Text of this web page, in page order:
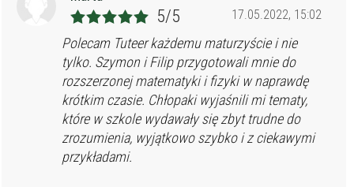
17.05.2022, 15:02
5/5
Polecam Tuteer każdemu maturzyście i nie
tylko. Szymon i Filip przygotowali mnie do
rozszerzonej matematyki i fizyki w naprawdę
krótkim czasie. Chłopaki wyjaśnili mi tematy,
które w szkole wydawały się zbyt trudne do
zrozumienia, wyjątkowo szybko i z ciekawymi
przykładami.